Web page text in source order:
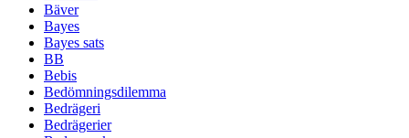
Bäver
Bayes
Bayes sats
BB
Bebis
Bedömningsdilemma
Bedrägeri
Bedrägerier